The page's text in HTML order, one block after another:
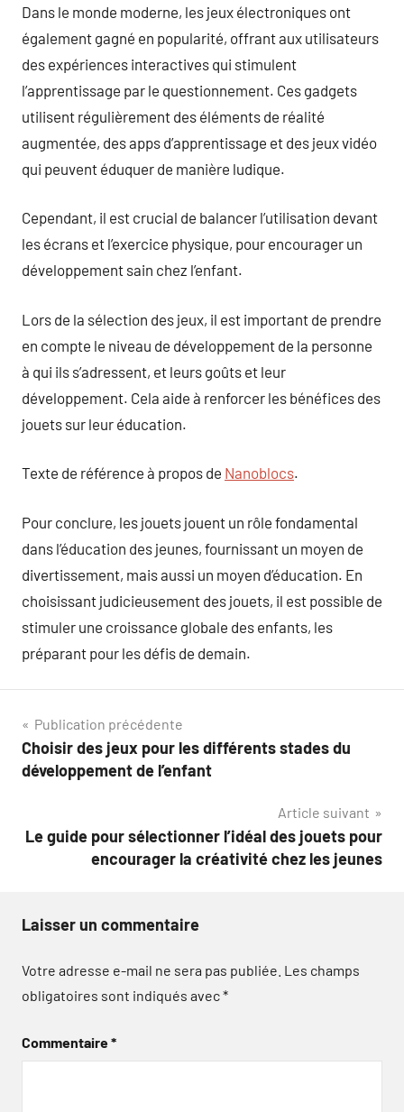
Dans le monde moderne, les jeux électroniques ont
également gagné en popularité, offrant aux utilisateurs
des expériences interactives qui stimulent
l’apprentissage par le questionnement. Ces gadgets
utilisent régulièrement des éléments de réalité
augmentée, des apps d’apprentissage et des jeux vidéo
qui peuvent éduquer de manière ludique.
Cependant, il est crucial de balancer l’utilisation devant
les écrans et l’exercice physique, pour encourager un
développement sain chez l’enfant.
Lors de la sélection des jeux, il est important de prendre
en compte le niveau de développement de la personne
à qui ils s’adressent, et leurs goûts et leur
développement. Cela aide à renforcer les bénéfices des
jouets sur leur éducation.
Texte de référence à propos de Nanoblocs.
Pour conclure, les jouets jouent un rôle fondamental
dans l’éducation des jeunes, fournissant un moyen de
divertissement, mais aussi un moyen d’éducation. En
choisissant judicieusement des jouets, il est possible de
stimuler une croissance globale des enfants, les
préparant pour les défis de demain.
Navigation
de
Publication précédente
Choisir des jeux pour les différents stades du
développement de l’enfant
Article suivant
Le guide pour sélectionner l’idéal des jouets pour
encourager la créativité chez les jeunes
Laisser un commentaire
Votre adresse e-mail ne sera pas publiée. Les champs
obligatoires sont indiqués avec*
Commentaire*